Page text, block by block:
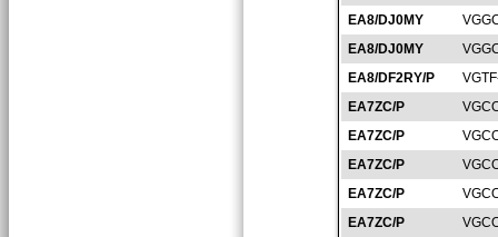
EA8/DJ0MY
EA8/DJ0MY
EA8/DF2RY/P
EA7ZC/P
EA7ZC/P
EA7ZC/P
EA7ZC/P
EA7ZC/P